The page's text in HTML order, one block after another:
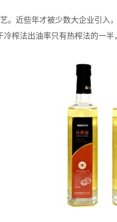
近些年才被少数大企业引入
榨法出油率只有热榨法的一半